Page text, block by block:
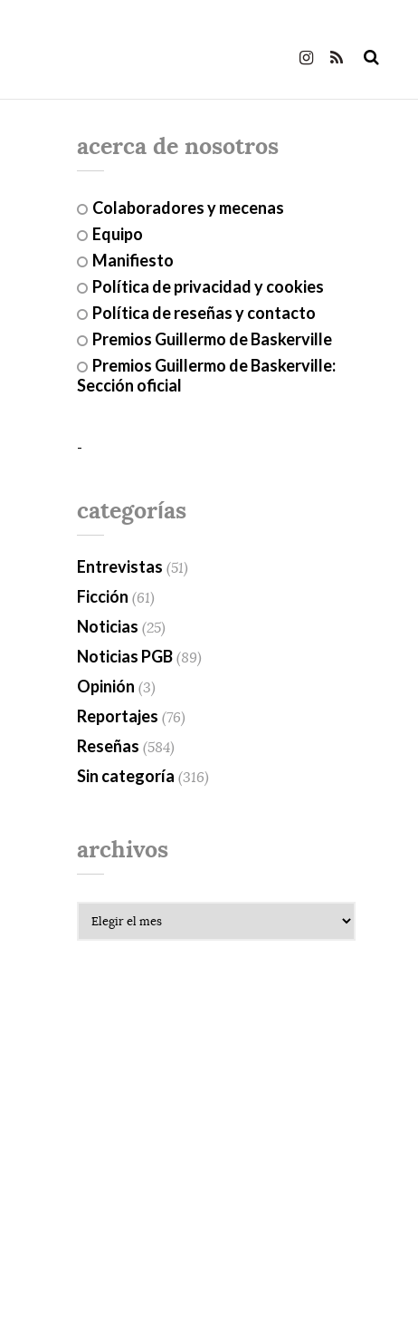
acerca de nosotros
Colaboradores y mecenas
Equipo
Manifiesto
Política de privacidad y cookies
Política de reseñas y contacto
Premios Guillermo de Baskerville
Premios Guillermo de Baskerville:
Sección oficial
-
categorías
Entrevistas (51)
Ficción (61)
Noticias (25)
Noticias PGB (89)
Opinión (3)
Reportajes (76)
Reseñas (584)
Sin categoría (316)
archivos